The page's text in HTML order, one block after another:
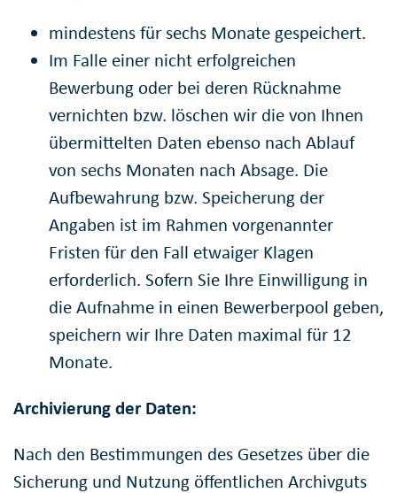
mindestens für sechs Monate gespeichert.
Im Falle einer nicht erfolgreichen
Bewerbung oder bei deren Rücknahme
vernichten bzw. löschen wir die von Ihnen
übermittelten Daten ebenso nach Ablauf
von sechs Monaten nach Absage. Die
Aufbewahrung bzw. Speicherung der
Angaben ist im Rahmen vorgenannter
Fristen für den Fall etwaiger Klagen
erforderlich. Sofern Sie Ihre Einwilligung in
die Aufnahme in einen Bewerberpool geben,
speichern wir Ihre Daten maximal für 12
Monate.
Archivierung der Daten:
Nach den Bestimmungen des Gesetzes über die
Sicherung und Nutzung öffentlichen Archivguts